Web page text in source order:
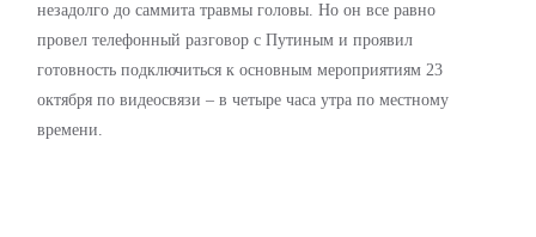
незадолго до саммита травмы головы. Но он все равно
провел телефонный разговор с Путиным и проявил
готовность подключиться к основным мероприятиям 23
октября по видеосвязи – в четыре часа утра по местному
времени.